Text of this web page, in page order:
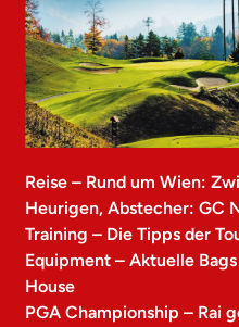
Reise – Rund um Wien:
Heurigen, Abstecher: GC
Training – Die Tipps der
Equipment – Aktuelle
House
PGA Championship – Rai